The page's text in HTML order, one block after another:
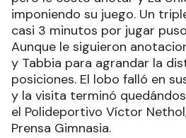
imponiendo su juego. Un
casi 3 minutos por jugar
Aunque le siguieron
y Tabbia para agrandar la
posiciones. El lobo falló en
y la visita terminó
el Polideportivo Víctor
Prensa Gimnasia.